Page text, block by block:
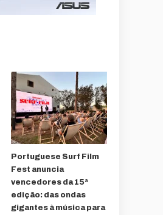
Portuguese Surf Film
Fest anuncia
vencedores da 15ª
edição: das ondas
gigantes à música para